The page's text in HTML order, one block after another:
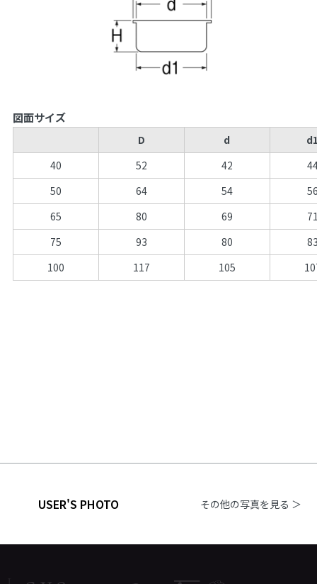
図面サイズ
D d
40
52 42
50
64 54
65
80 69
75
93 80
100
117 105
USER'S PHOTO その他の写真を見る ＞